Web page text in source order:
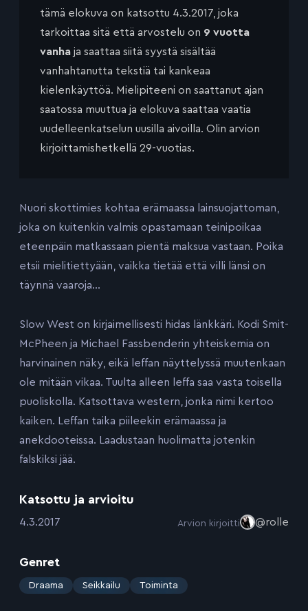
tämä elokuva on katsottu 4.3.2017, joka
tarkoittaa sitä että arvostelu on 9 vuotta
vanha ja saattaa siitä syystä sisältää
vanhahtanutta tekstiä tai kankeaa
kielenkäyttöä. Mielipiteeni on saattanut ajan
saatossa muuttua ja elokuva saattaa vaatia
uudelleenkatselun uusilla aivoilla. Olin arvion
kirjoittamishetkellä 29-vuotias.
Nuori skottimies kohtaa erämaassa lainsuojattoman,
joka on kuitenkin valmis opastamaan teinipoikaa
eteenpäin matkassaan pientä maksua vastaan. Poika
etsii mielitiettyään, vaikka tietää että villi länsi on
täynnä vaaroja…
Slow West on kirjaimellisesti hidas länkkäri. Kodi Smit-
McPheen ja Michael Fassbenderin yhteiskemia on
harvinainen näky, eikä leffan näyttelyssä muutenkaan
ole mitään vikaa. Tuulta alleen leffa saa vasta toisella
puoliskolla. Katsottava western, jonka nimi kertoo
kaiken. Leffan taika piileekin erämaassa ja
anekdooteissa. Laadustaan huolimatta jotenkin
falskiksi jää.
Katsottu ja arvioitu
:4.3.2017 Arvion kirjoitti @rolle
Genret
: Draama Seikkailu Toiminta